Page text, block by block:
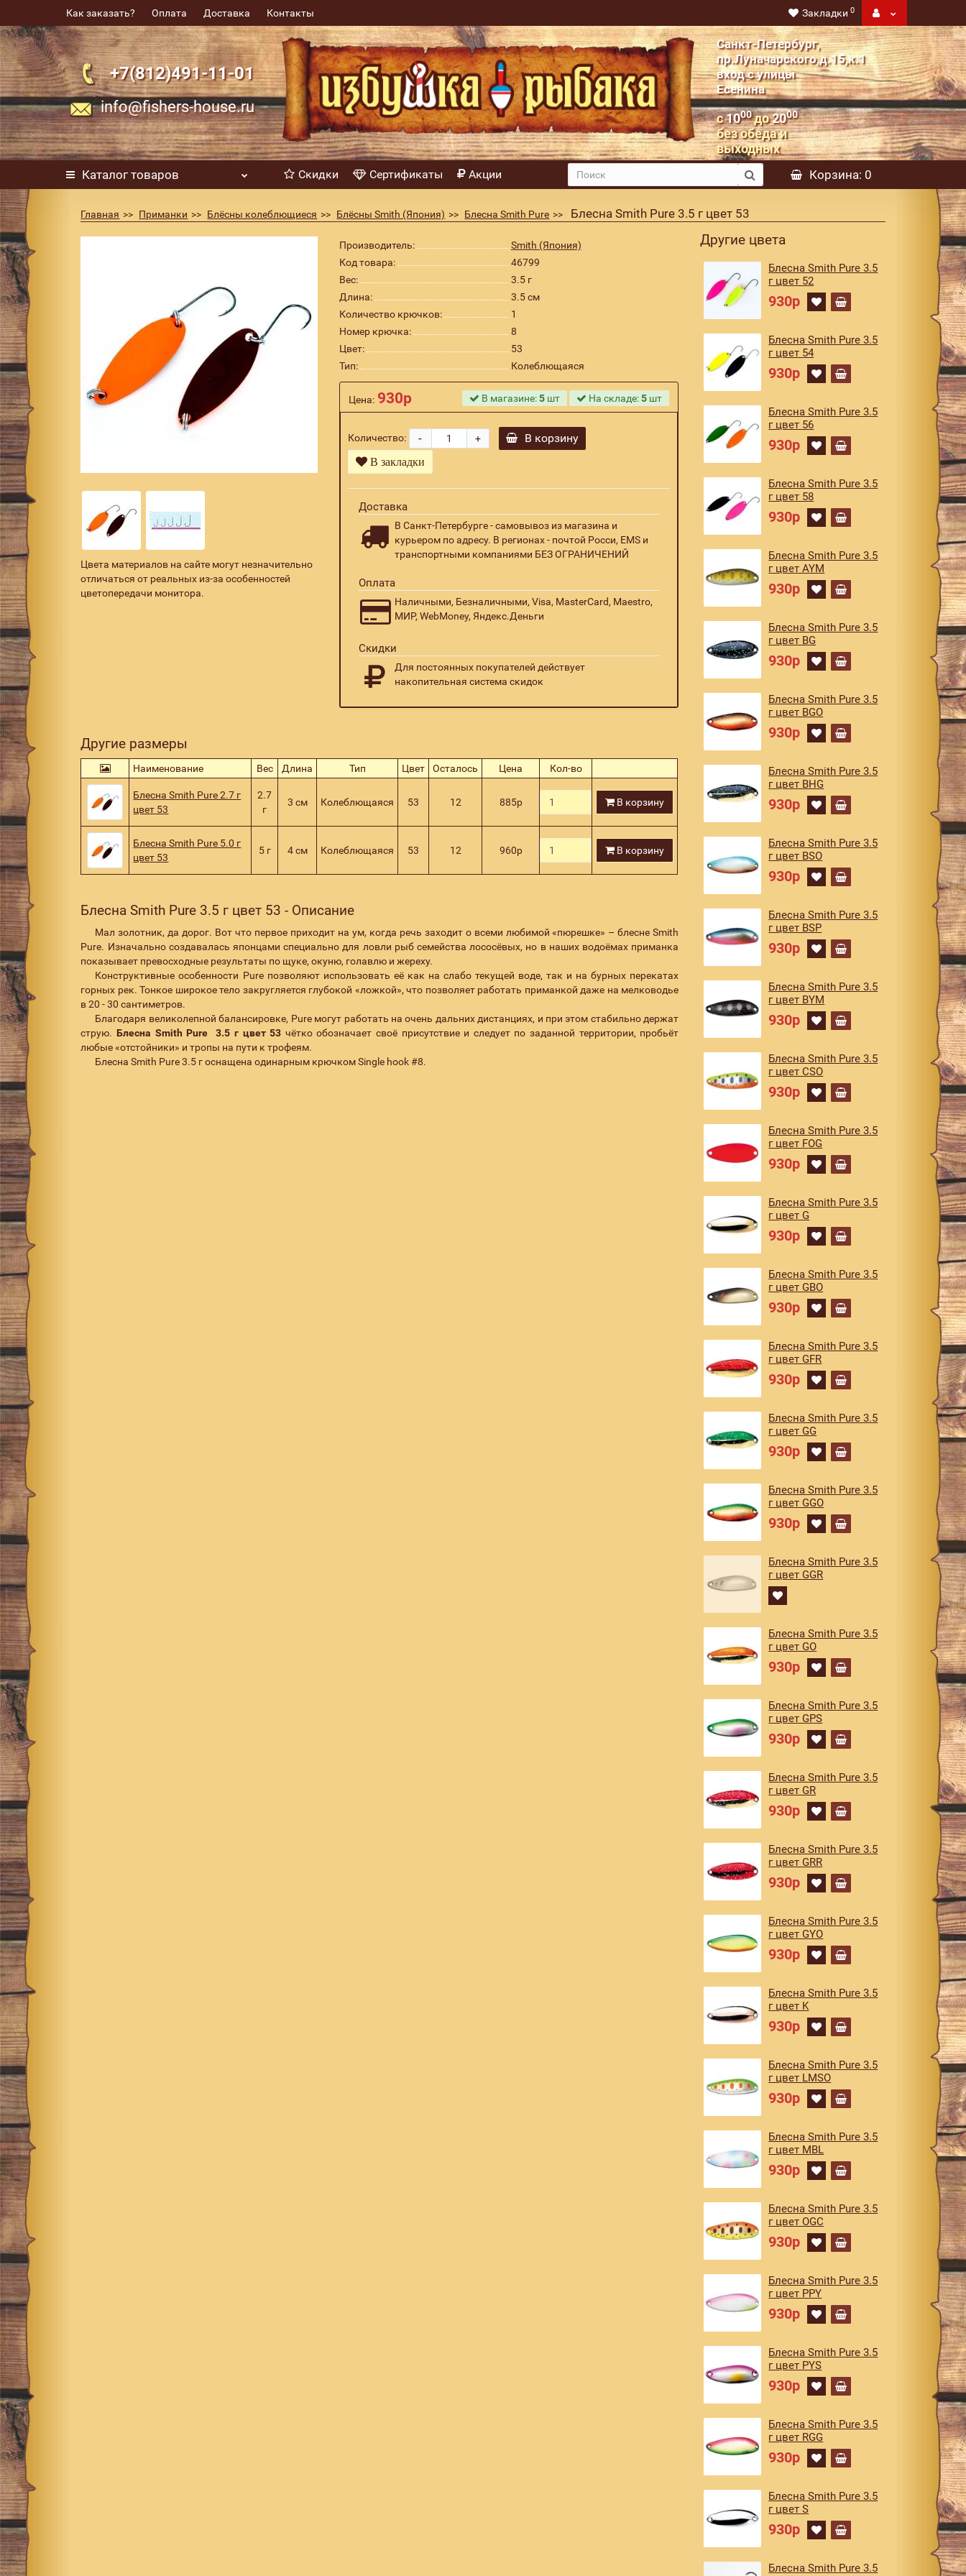
Как заказать? Оплата Доставка Контакты Закладки 0
+7(812)491-11-01
info@fishers-house.ru
Санкт-Петербург,
пр.Луначарского,д.15,к.1
вход с улицы
Есенина
с1000до2000
без обеда и
выходных
Каталог товаров Скидки Сертификаты Акции Корзина: 0
Главная Приманки Блёсны колеблющиеся Блёсны Smith (Япония) Блесна Smith Pure Блесна Smith Pure 3.5 г цвет 53
Цвета материалов на сайте могут незначительно
отличаться от реальных из-за особенностей
цветопередачи монитора.
Производитель:
Smith (Япония)
Код товара:
46799
Вес:
3.5 г
Длина:
3.5 см
Количество крючков:
1
Номер крючка:
8
Цвет:
53
Тип:
Колеблющаяся
Цена: 930р В магазине:5 шт На складе:5 шт
Количество: +
- В корзину
В закладки
Доставка
В Санкт-Петербурге - самовывоз из магазина и
курьером по адресу. В регионах - почтой Росси, EMS и
транспортными компаниями БЕЗ ОГРАНИЧЕНИЙ
Оплата
Наличными, Безналичными, Visa, MasterCard, Maestro,
МИР, WebMoney, Яндекс.Деньги
Скидки
Для постоянных покупателей действует
накопительная система скидок
Другие размеры
Наименование Вес Длина Тип Цвет Осталось Цена Кол-во
Блесна Smith Pure 2.7 г
цвет 53
2.7
г
3 см Колеблющаяся 53 12 885р В корзину
Блесна Smith Pure 5.0 г
цвет 53
5 г 4 см Колеблющаяся 53 12 960р В корзину
Блесна Smith Pure 3.5 г цвет 53 - Описание
Мал золотник, да дорог. Вот что первое приходит на ум, когда речь заходит о всеми любимой «пюрешке» – блесне Smith
Pure. Изначально создавалась японцами специально для ловли рыб семейства лососёвых, но в наших водоёмах приманка
показывает превосходные результаты по щуке, окуню, голавлю и жереху.
Конструктивные особенности Pure позволяют использовать её как на слабо текущей воде, так и на бурных перекатах
горных рек. Тонкое широкое тело закругляется глубокой «ложкой», что позволяет работать приманкой даже на мелководье
в 20 - 30 сантиметров.
Благодаря великолепной балансировке, Pure могут работать на очень дальних дистанциях, и при этом стабильно держат
струю.Блесна Smith Pure 3.5 г цвет 53 чётко обозначает своё присутствие и следует по заданной территории, пробьёт
любые «отстойники» и тропы на пути к трофеям.
Блесна Smith Pure 3.5 г оснащена одинарным крючком Single hook #8.
Другие цвета
Блесна Smith Pure 3.5
г цвет 52
930р
Блесна Smith Pure 3.5
г цвет 54
930р
Блесна Smith Pure 3.5
г цвет 56
930р
Блесна Smith Pure 3.5
г цвет 58
930р
Блесна Smith Pure 3.5
г цвет AYM
930р
Блесна Smith Pure 3.5
г цвет BG
930р
Блесна Smith Pure 3.5
г цвет BGO
930р
Блесна Smith Pure 3.5
г цвет BHG
930р
Блесна Smith Pure 3.5
г цвет BSO
930р
Блесна Smith Pure 3.5
г цвет BSP
930р
Блесна Smith Pure 3.5
г цвет BYM
930р
Блесна Smith Pure 3.5
г цвет CSO
930р
Блесна Smith Pure 3.5
г цвет FOG
930р
Блесна Smith Pure 3.5
г цвет G
930р
Блесна Smith Pure 3.5
г цвет GBO
930р
Блесна Smith Pure 3.5
г цвет GFR
930р
Блесна Smith Pure 3.5
г цвет GG
930р
Блесна Smith Pure 3.5
г цвет GGO
930р
Блесна Smith Pure 3.5
г цвет GGR
Блесна Smith Pure 3.5
г цвет GO
930р
Блесна Smith Pure 3.5
г цвет GPS
930р
Блесна Smith Pure 3.5
г цвет GR
930р
Блесна Smith Pure 3.5
г цвет GRR
930р
Блесна Smith Pure 3.5
г цвет GYO
930р
Блесна Smith Pure 3.5
г цвет K
930р
Блесна Smith Pure 3.5
г цвет LMSO
930р
Блесна Smith Pure 3.5
г цвет MBL
930р
Блесна Smith Pure 3.5
г цвет OGC
930р
Блесна Smith Pure 3.5
г цвет PPY
930р
Блесна Smith Pure 3.5
г цвет PYS
930р
Блесна Smith Pure 3.5
г цвет RGG
930р
Блесна Smith Pure 3.5
г цвет S
930р
Блесна Smith Pure 3.5